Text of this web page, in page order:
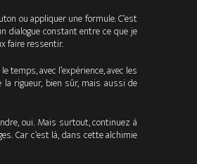
ou appliquer une formule. C’est
dialogue constant entre ce que je
faire ressentir.
temps, avec l’expérience, avec les
rigueur, bien sûr, mais aussi de
oui. Mais surtout, continuez à
Car c’est là, dans cette alchimie